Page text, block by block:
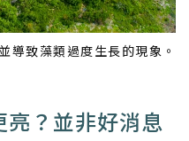
導致藻類過度生長的現象。
？並非好消息